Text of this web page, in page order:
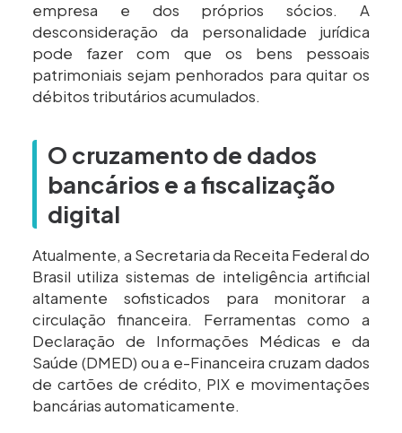
empresa e dos próprios sócios. A
desconsideração da personalidade jurídica
pode fazer com que os bens pessoais
patrimoniais sejam penhorados para quitar os
débitos tributários acumulados.
O cruzamento de dados
bancários e a fiscalização
digital
Atualmente, a Secretaria da Receita Federal do
Brasil utiliza sistemas de inteligência artificial
altamente sofisticados para monitorar a
circulação financeira. Ferramentas como a
Declaração de Informações Médicas e da
Saúde (DMED) ou a e-Financeira cruzam dados
de cartões de crédito, PIX e movimentações
bancárias automaticamente.